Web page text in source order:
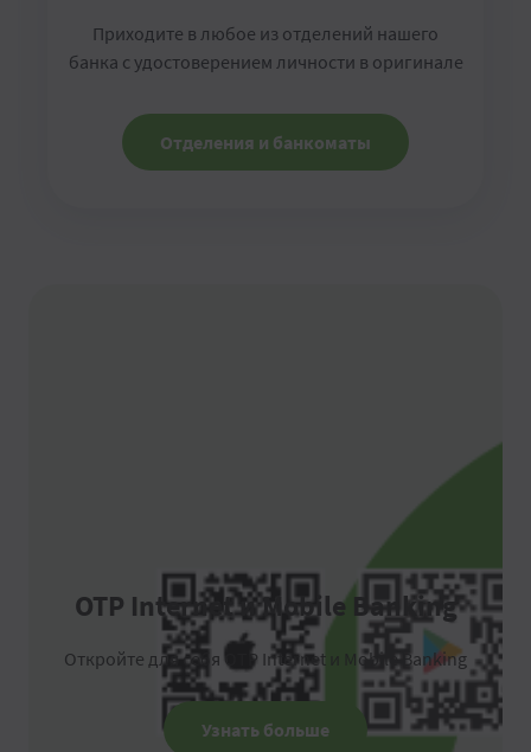
Приходите в любое из отделений нашего
банка с удостоверением личности в оригинале
Отделения и банкоматы
OTP Internet и Mobile Banking
Откройте для себя OTP Internet и Mobile Banking
Узнать больше